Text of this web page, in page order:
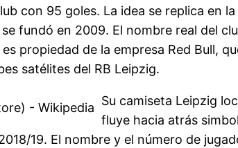
con 95 goles. La idea se replica en
fundó en 2009. El nombre real del
propiedad de la empresa Red Bull,
satélites del RB Leipzig.
Su camiseta Leipzig
fluye hacia atrás
19. El nombre y el número de